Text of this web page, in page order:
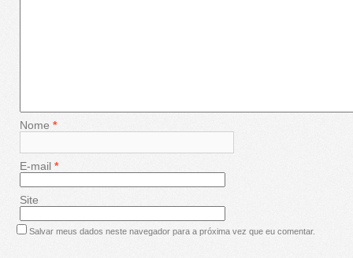
Nome *
E-mail *
Site
Salvar meus dados neste navegador para a próxima vez que eu comentar.